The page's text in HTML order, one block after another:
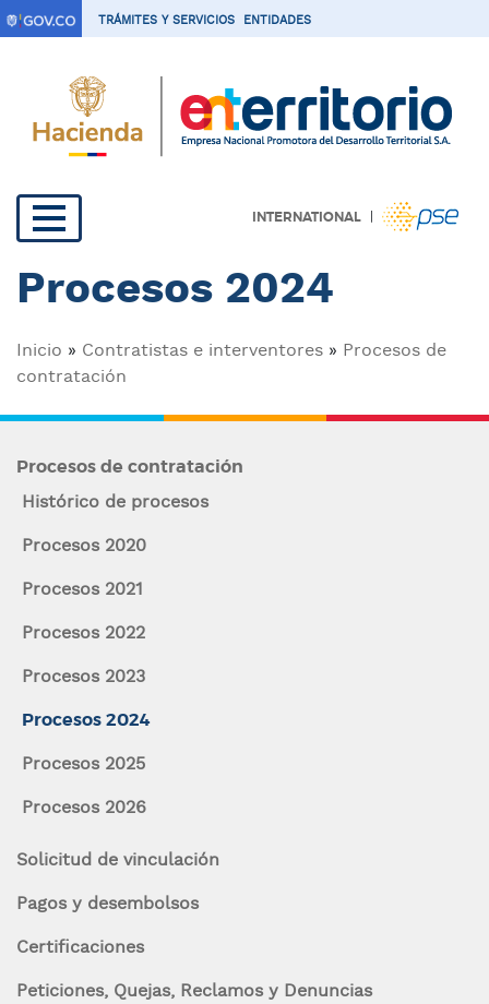
P
a
TRÁMITES Y SERVICIOS ENTIDADES
INTERNATIONAL |
Navegación
principal
Procesos 2024
Sobrescribir
ayuda
la
navegación
Inicio Contratistas e interventores
Procesos de
contratación
Navegación
contexto
Procesos de contratación
Histórico de procesos
Procesos 2020
Procesos 2021
Procesos 2022
Procesos 2023
Procesos 2024
Procesos 2025
Procesos 2026
Solicitud de vinculación
Pagos y desembolsos
Certificaciones
Peticiones, Quejas, Reclamos y Denuncias